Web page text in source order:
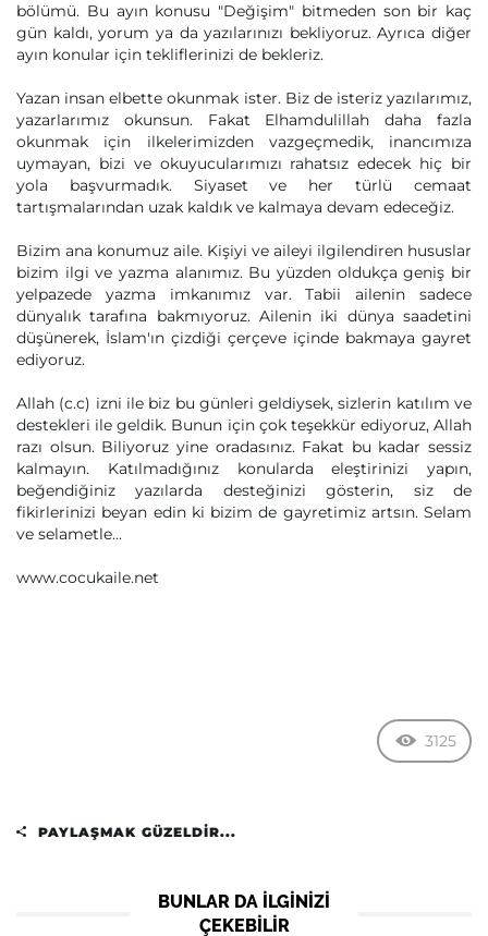
bölümü. Bu ayın konusu "Değişim" bitmeden son bir kaç
gün kaldı, yorum ya da yazılarınızı bekliyoruz. Ayrıca diğer
ayın konular için tekliflerinizi de bekleriz.
Yazan insan elbette okunmak ister. Biz de isteriz yazılarımız,
yazarlarımız okunsun. Fakat Elhamdulillah daha fazla
okunmak için ilkelerimizden vazgeçmedik, inancımıza
uymayan, bizi ve okuyucularımızı rahatsız edecek hiç bir
yola başvurmadık. Siyaset ve her türlü cemaat
tartışmalarından uzak kaldık ve kalmaya devam edeceğiz.
Bizim ana konumuz aile. Kişiyi ve aileyi ilgilendiren hususlar
bizim ilgi ve yazma alanımız. Bu yüzden oldukça geniş bir
yelpazede yazma imkanımız var. Tabii ailenin sadece
dünyalık tarafına bakmıyoruz. Ailenin iki dünya saadetini
düşünerek, İslam'ın çizdiği çerçeve içinde bakmaya gayret
ediyoruz.
Allah (c.c) izni ile biz bu günleri geldiysek, sizlerin katılım ve
destekleri ile geldik. Bunun için çok teşekkür ediyoruz, Allah
razı olsun. Biliyoruz yine oradasınız. Fakat bu kadar sessiz
kalmayın. Katılmadığınız konularda eleştirinizi yapın,
beğendiğiniz yazılarda desteğinizi gösterin, siz de
fikirlerinizi beyan edin ki bizim de gayretimiz artsın. Selam
ve selametle...
www.cocukaile.net
3125
PAYLAŞMAK GÜZELDIR...
BUNLAR DA ILGINIZI
ÇEKEBILIR